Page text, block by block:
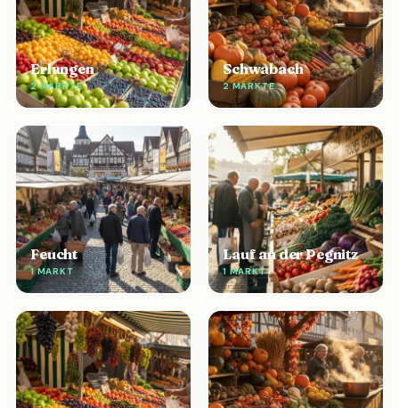
Erlangen
2 MÄRKTE
Schwabach
2 MÄRKTE
Feucht
1 MARKT
Lauf an der Pegnitz
1 MARKT